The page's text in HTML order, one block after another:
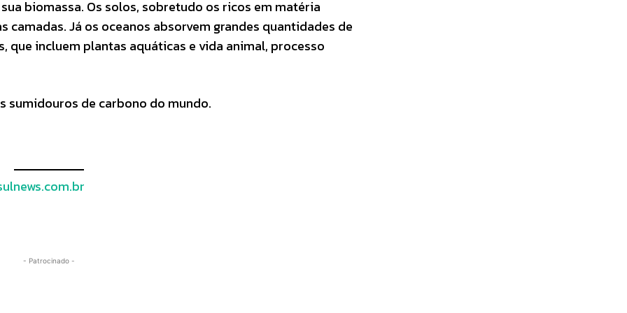
biomassa. Os solos, sobretudo os ricos em matéria
camadas. Já os oceanos absorvem grandes quantidades de
que incluem plantas aquáticas e vida animal, processo
sumidouros de carbono do mundo.
- Patrocinado -